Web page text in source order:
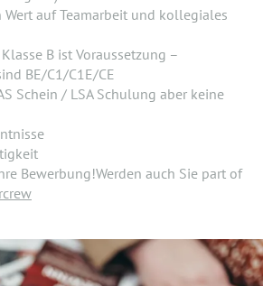
auf Teamarbeit und kollegiales
B ist Voraussetzung –
BE/C1/C1E/CE
Schein / LSA Schulung aber keine
Bewerbung!Werden auch Sie part of